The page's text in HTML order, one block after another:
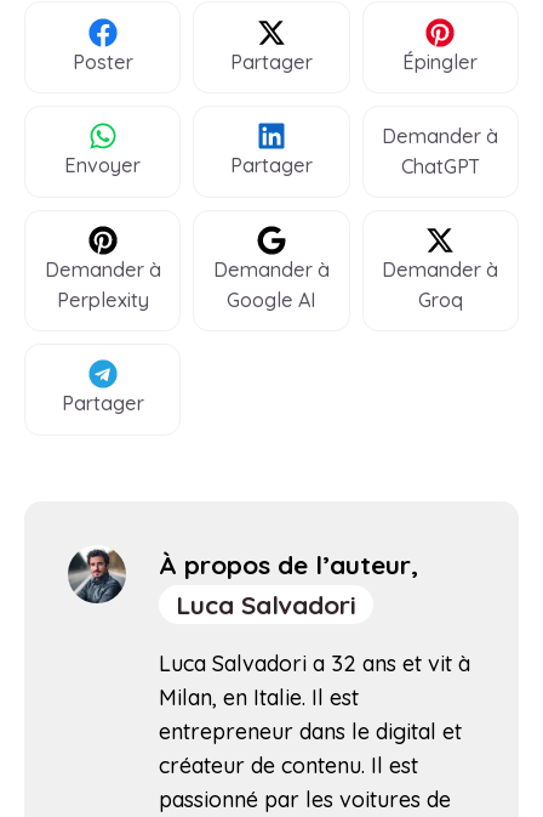
Poster Partager Épingler
Envoyer Partager
Demander à
ChatGPT
Demander à
Perplexity
Demander à
Google AI
Demander à
Groq
Partager
À propos de l’auteur,
Luca Salvadori
Luca Salvadori a 32 ans et vit à
Milan, en Italie. Il est
entrepreneur dans le digital et
créateur de contenu. Il est
passionné par les voitures de